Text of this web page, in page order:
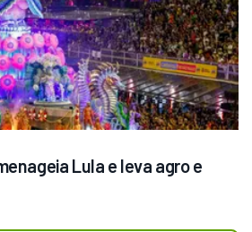
Lula e leva agro e